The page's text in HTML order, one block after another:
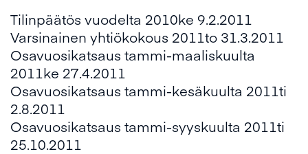
Tilinpäätös vuodelta 2010ke 9.2.2011
Varsinainen yhtiökokous 2011to 31.3.2011
Osavuosikatsaus tammi-maaliskuulta
2011ke 27.4.2011
Osavuosikatsaus tammi-kesäkuulta 2011ti
2.8.2011
Osavuosikatsaus tammi-syyskuulta 2011ti
25.10.2011